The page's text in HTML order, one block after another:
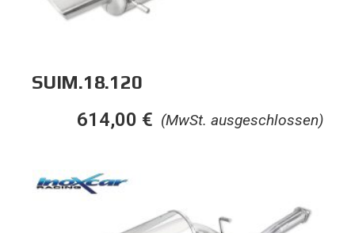
SUIM.18.120
(MwSt. ausgeschlossen)
614,00 €